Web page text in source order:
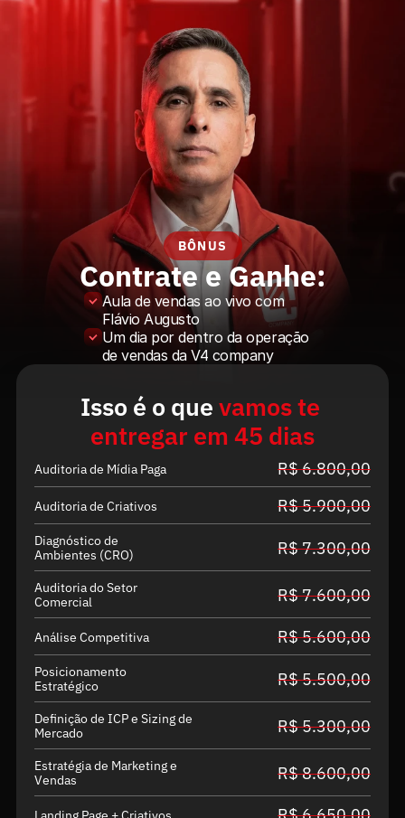
BÔNUS
Contrate e Ganhe:
Aula de vendas ao vivo com
Flávio Augusto
Um dia por dentro da operação
de vendas da V4 company
Isso é o que vamos te
entregar em 45 dias
Auditoria de Mídia Paga R$ 6.800,00
Auditoria de Criativos R$ 5.900,00
Diagnóstico de
Ambientes (CRO)
R$ 7.300,00
Auditoria do Setor
Comercial
R$ 7.600,00
Análise Competitiva R$ 5.600,00
Posicionamento
Estratégico
R$ 5.500,00
Definição de ICP e Sizing de
Mercado
R$ 5.300,00
Estratégia de Marketing e
Vendas
R$ 8.600,00